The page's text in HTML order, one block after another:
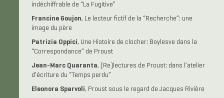
indéchiffrable de “La Fugitive”
Francine Goujon, Le lecteur fictif de la “Recherche”: une
image du père
Patrizia Oppici, Une Histoire de clocher: Boylesve dans la
“Correspondance” de Proust
Jean-Marc Quaranta, (Re)lectures de Proust: dans l’atelier
d’écriture du “Temps perdu”
Eleonora Sparvoli, Proust sous le regard de Jacques Rivière